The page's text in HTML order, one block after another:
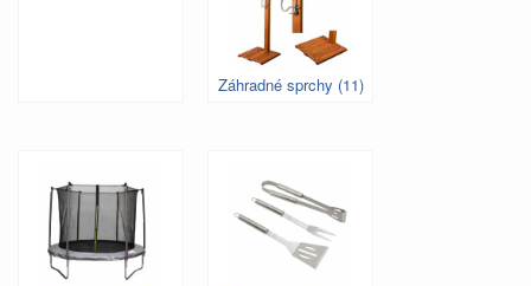
Záhradné sprchy (11)